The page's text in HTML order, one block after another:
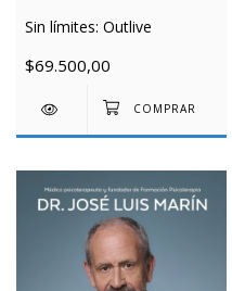
Sin límites: Outlive
$69.500,00